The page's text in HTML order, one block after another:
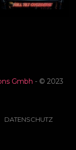
Gmbh - © 2023
DATENSCHUTZ